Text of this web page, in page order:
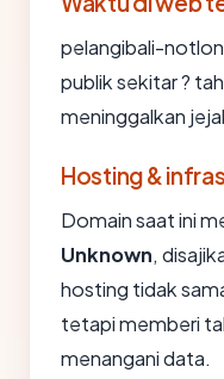
pelangibali-
publik sekitar ?
meninggalkan
Hosting &
Domain saat ini
Unknown,
hosting tidak
tetapi memberi
menangani data.